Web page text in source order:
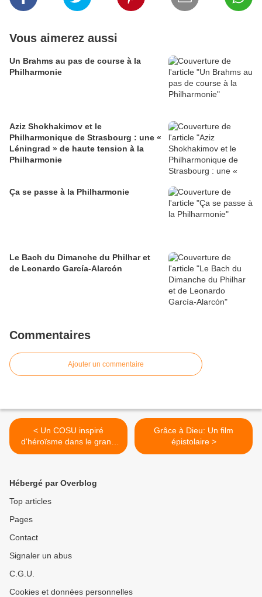
Vous aimerez aussi
Un Brahms au pas de course à la
Philharmonie
Aziz Shokhakimov et le
Philharmonique de Strasbourg : une «
Léningrad » de haute tension à la
Philharmonie
Ça se passe à la Philharmonie
Le Bach du Dimanche du Philhar et
de Leonardo García-Alarcón
Commentaires
Ajouter un commentaire
< Un COSU inspiré
d'héroïsme dans le grand
amphithéâtre de la
Grâce à Dieu: Un film
épistolaire >
Hébergé par Overblog
Top articles
Pages
Contact
Signaler un abus
C.G.U.
Cookies et données personnelles